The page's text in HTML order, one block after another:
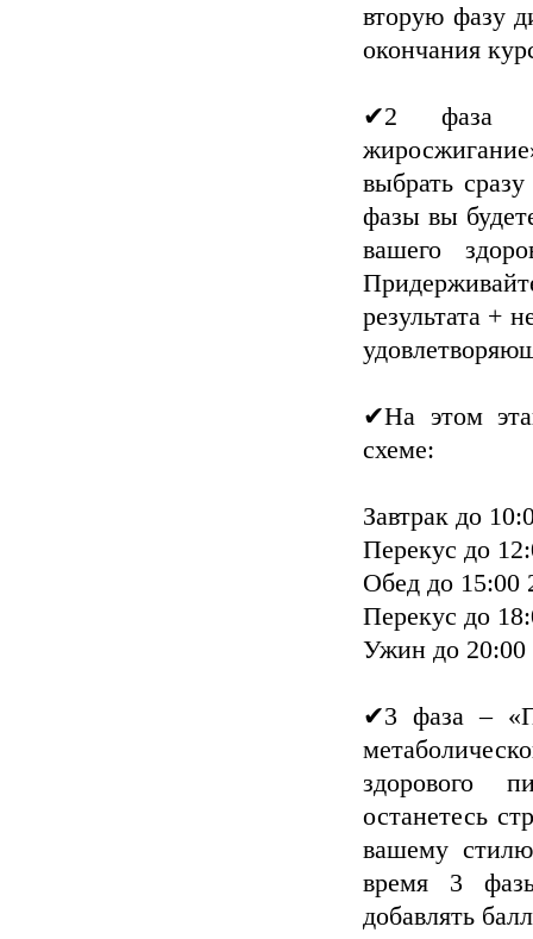
вторую фазу
окончания
✔2 фаза
выбрать
фазы вы
вашего
результата +
✔На этом
схеме:
Завтрак до
Перекус до
Обед до 15:00
Перекус до
Ужин до 20:00
✔3 фаза –
здорового
останетесь
вашему
время 3
добавлять